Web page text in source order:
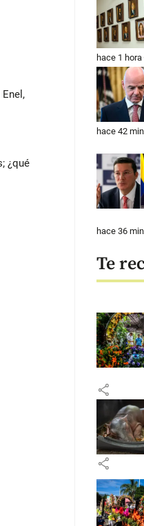
¿qué
hace 1 hora
hace 42
hace 36
Te
share
share